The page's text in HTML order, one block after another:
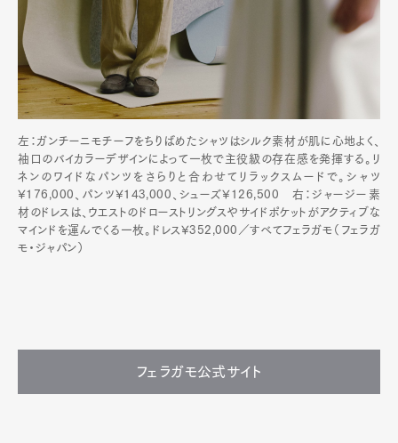
左：ガンチーニモチーフをちりばめたシャツはシルク素材が肌に心地よく、
袖口のバイカラーデザインによって一枚で主役級の存在感を発揮する。リ
ネンのワイドなパンツをさらりと合わせてリラックスムードで。シャツ
¥176,000、パンツ¥143,000、シューズ¥126,500 右：ジャージー素
材のドレスは、ウエストのドローストリングスやサイドポケットがアクティブな
マインドを運んでくる一枚。ドレス¥352,000／すべてフェラガモ（フェラガ
モ・ジャパン）
フェラガモ公式サイト